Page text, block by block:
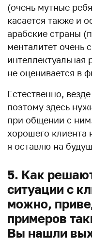
(очень мутные
касается также и
арабские страны
менталитет очень
интеллектуальная
не оценивается в
Естественно,
поэтому здесь
при общении с
хорошего клиента
я оставлю на
5. Как
ситуации с
можно,
примеров
Вы нашли